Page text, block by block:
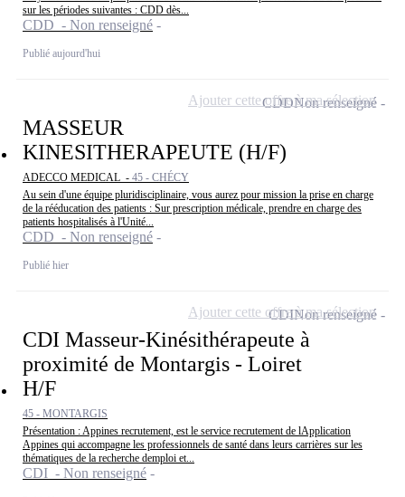
sur les périodes suivantes : CDD dès...
CDD - Non renseigné
Publié aujourd'hui
MASSEUR
KINESITHERAPEUTE (H/F)
ADECCO MEDICAL - 45 - CHÉCY
Au sein d'une équipe pluridisciplinaire, vous aurez pour mission la prise en charge
de la rééducation des patients : Sur prescription médicale, prendre en charge des
patients hospitalisés à l'Unité...
CDD - Non renseigné
Publié hier
CDDNon renseigné
Ajouter cette offre à ma sélection
CDI Masseur-Kinésithérapeute à
proximité de Montargis - Loiret
H/F
45 - MONTARGIS
Présentation : Appines recrutement, est le service recrutement de lApplication
Appines qui accompagne les professionnels de santé dans leurs carrières sur les
thématiques de la recherche demploi et...
CDI - Non renseigné
CDINon renseigné
Ajouter cette offre à ma sélection